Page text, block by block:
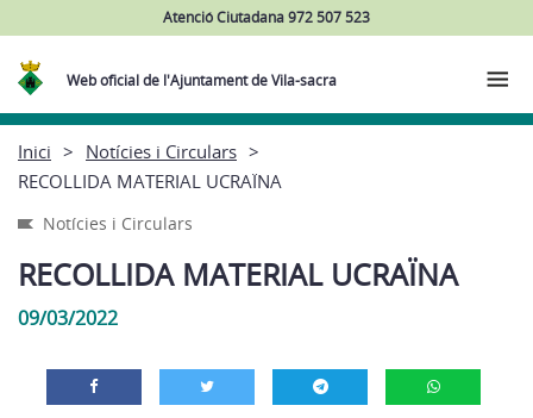
Atenció Ciutadana 972 507 523
Web oficial de l'Ajuntament de Vila-sacra
Inici
Notícies i Circulars
RECOLLIDA MATERIAL UCRAÏNA
Notícies i Circulars
RECOLLIDA MATERIAL UCRAÏNA
09/03/2022